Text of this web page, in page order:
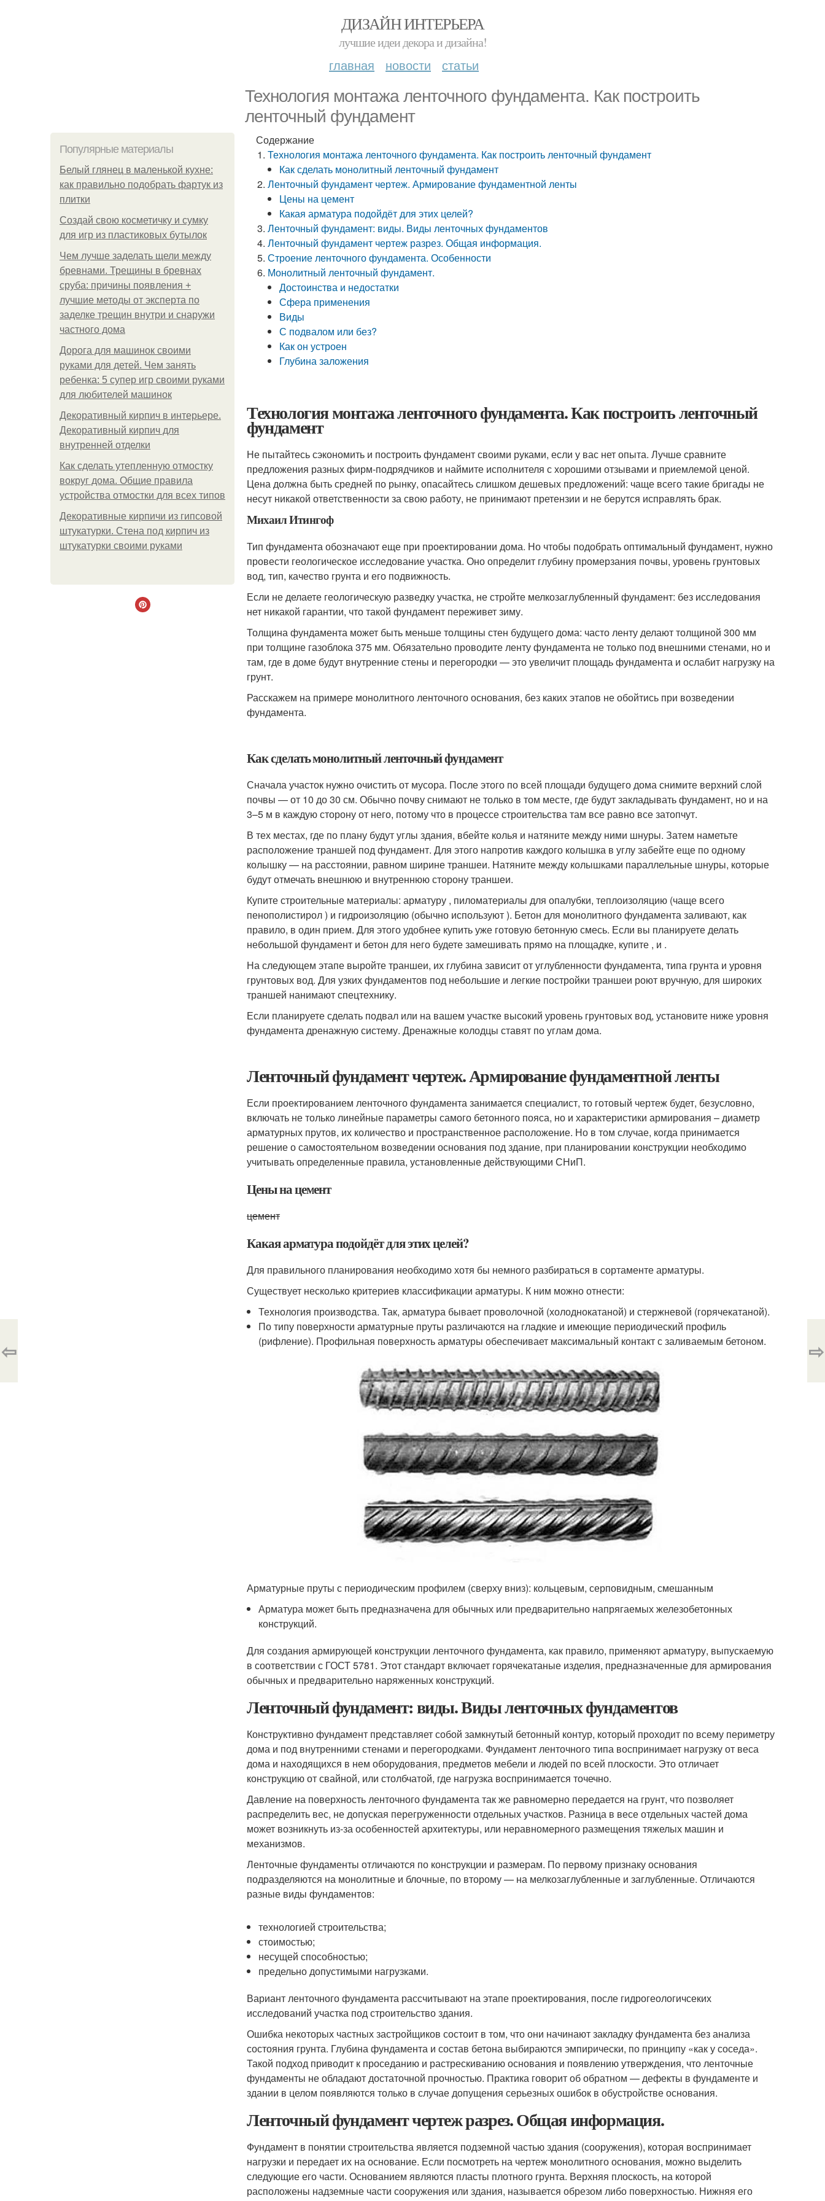
ДИЗАЙН ИНТЕРЬЕРА
лучшие идеи декора и дизайна!
главная новости статьи
Технология монтажа ленточного фундамента. Как построить
ленточный фундамент
Популярные материалы
Белый глянец в маленькой кухне:
как правильно подобрать фартук из
плитки
Создай свою косметичку и сумку
для игр из пластиковых бутылок
Чем лучше заделать щели между
бревнами. Трещины в бревнах
сруба: причины появления +
лучшие методы от эксперта по
заделке трещин внутри и снаружи
частного дома
Дорога для машинок своими
руками для детей. Чем занять
ребенка: 5 супер игр своими руками
для любителей машинок
Декоративный кирпич в интерьере.
Декоративный кирпич для
внутренней отделки
Как сделать утепленную отмостку
вокруг дома. Общие правила
устройства отмостки для всех типов
Декоративные кирпичи из гипсовой
штукатурки. Стена под кирпич из
штукатурки своими руками
Содержание
Технология монтажа ленточного фундамента. Как построить ленточный фундамент
Как сделать монолитный ленточный фундамент
Ленточный фундамент чертеж. Армирование фундаментной ленты
Цены на цемент
Какая арматура подойдёт для этих целей?
Ленточный фундамент: виды. Виды ленточных фундаментов
Ленточный фундамент чертеж разрез. Общая информация.
Строение ленточного фундамента. Особенности
Монолитный ленточный фундамент.
Достоинства и недостатки
Сфера применения
Виды
С подвалом или без?
Как он устроен
Глубина заложения
Технология монтажа ленточного фундамента. Как построить ленточный
фундамент
Не пытайтесь сэкономить и построить фундамент своими руками, если у вас нет опыта. Лучше сравните
предложения разных фирм-подрядчиков и наймите исполнителя с хорошими отзывами и приемлемой ценой.
Цена должна быть средней по рынку, опасайтесь слишком дешевых предложений: чаще всего такие бригады не
несут никакой ответственности за свою работу, не принимают претензии и не берутся исправлять брак.
Михаил Итингоф
Тип фундамента обозначают еще при проектировании дома. Но чтобы подобрать оптимальный фундамент, нужно
провести геологическое исследование участка. Оно определит глубину промерзания почвы, уровень грунтовых
вод, тип, качество грунта и его подвижность.
Если не делаете геологическую разведку участка, не стройте мелкозаглубленный фундамент: без исследования
нет никакой гарантии, что такой фундамент переживет зиму.
Толщина фундамента может быть меньше толщины стен будущего дома: часто ленту делают толщиной 300 мм
при толщине газоблока 375 мм. Обязательно проводите ленту фундамента не только под внешними стенами, но и
там, где в доме будут внутренние стены и перегородки — это увеличит площадь фундамента и ослабит нагрузку на
грунт.
Расскажем на примере монолитного ленточного основания, без каких этапов не обойтись при возведении
фундамента.
Как сделать монолитный ленточный фундамент
Сначала участок нужно очистить от мусора. После этого по всей площади будущего дома снимите верхний слой
почвы — от 10 до 30 см. Обычно почву снимают не только в том месте, где будут закладывать фундамент, но и на
3–5 м в каждую сторону от него, потому что в процессе строительства там все равно все затопчут.
В тех местах, где по плану будут углы здания, вбейте колья и натяните между ними шнуры. Затем наметьте
расположение траншей под фундамент. Для этого напротив каждого колышка в углу забейте еще по одному
колышку — на расстоянии, равном ширине траншеи. Натяните между колышками параллельные шнуры, которые
будут отмечать внешнюю и внутреннюю сторону траншеи.
Купите строительные материалы: арматуру , пиломатериалы для опалубки, теплоизоляцию (чаще всего
пенополистирол ) и гидроизоляцию (обычно используют ). Бетон для монолитного фундамента заливают, как
правило, в один прием. Для этого удобнее купить уже готовую бетонную смесь. Если вы планируете делать
небольшой фундамент и бетон для него будете замешивать прямо на площадке, купите , и .
На следующем этапе выройте траншеи, их глубина зависит от углубленности фундамента, типа грунта и уровня
грунтовых вод. Для узких фундаментов под небольшие и легкие постройки траншеи роют вручную, для широких
траншей нанимают спецтехнику.
Если планируете сделать подвал или на вашем участке высокий уровень грунтовых вод, установите ниже уровня
фундамента дренажную систему. Дренажные колодцы ставят по углам дома.
Ленточный фундамент чертеж. Армирование фундаментной ленты
Если проектированием ленточного фундамента занимается специалист, то готовый чертеж будет, безусловно,
включать не только линейные параметры самого бетонного пояса, но и характеристики армирования – диаметр
арматурных прутов, их количество и пространственное расположение. Но в том случае, когда принимается
решение о самостоятельном возведении основания под здание, при планировании конструкции необходимо
учитывать определенные правила, установленные действующими СНиП.
Цены на цемент
цемент
Какая арматура подойдёт для этих целей?
Для правильного планирования необходимо хотя бы немного разбираться в сортаменте арматуры.
Существует несколько критериев классификации арматуры. К ним можно отнести:
Технология производства. Так, арматура бывает проволочной (холоднокатаной) и стержневой (горячекатаной).
По типу поверхности арматурные пруты различаются на гладкие и имеющие периодический профиль
(рифление). Профильная поверхность арматуры обеспечивает максимальный контакт с заливаемым бетоном.
Арматурные пруты с периодическим профилем (сверху вниз): кольцевым, серповидным, смешанным
Арматура может быть предназначена для обычных или предварительно напрягаемых железобетонных
конструкций.
Для создания армирующей конструкции ленточного фундамента, как правило, применяют арматуру, выпускаемую
в соответствии с ГОСТ 5781. Этот стандарт включает горячекатаные изделия, предназначенные для армирования
обычных и предварительно наряженных конструкций.
Ленточный фундамент: виды. Виды ленточных фундаментов
Конструктивно фундамент представляет собой замкнутый бетонный контур, который проходит по всему периметру
дома и под внутренними стенами и перегородками. Фундамент ленточного типа воспринимает нагрузку от веса
дома и находящихся в нем оборудования, предметов мебели и людей по всей плоскости. Это отличает
конструкцию от свайной, или столбчатой, где нагрузка воспринимается точечно.
Давление на поверхность ленточного фундамента так же равномерно передается на грунт, что позволяет
распределить вес, не допуская перегруженности отдельных участков. Разница в весе отдельных частей дома
может возникнуть из-за особенностей архитектуры, или неравномерного размещения тяжелых машин и
механизмов.
Ленточные фундаменты отличаются по конструкции и размерам. По первому признаку основания
подразделяются на монолитные и блочные, по второму — на мелкозаглубленные и заглубленные. Отличаются
разные виды фундаментов:
технологией строительства;
стоимостью;
несущей способностью;
предельно допустимыми нагрузками.
Вариант ленточного фундамента рассчитывают на этапе проектирования, после гидрогеологичсеких
исследований участка под строительство здания.
Ошибка некоторых частных застройщиков состоит в том, что они начинают закладку фундамента без анализа
состояния грунта. Глубина фундамента и состав бетона выбираются эмпирически, по принципу «как у соседа».
Такой подход приводит к проседанию и растрескиванию основания и появлению утверждения, что ленточные
фундаменты не обладают достаточной прочностью. Практика говорит об обратном — дефекты в фундаменте и
здании в целом появляются только в случае допущения серьезных ошибок в обустройстве основания.
Ленточный фундамент чертеж разрез. Общая информация.
Фундамент в понятии строительства является подземной частью здания (сооружения), которая воспринимает
нагрузки и передает их на основание. Если посмотреть на чертеж монолитного основания, можно выделить
следующие его части. Основанием являются пласты плотного грунта. Верхняя плоскость, на которой
расположены надземные части сооружения или здания, называется обрезом либо поверхностью. Нижняя его
⇦ ⇨